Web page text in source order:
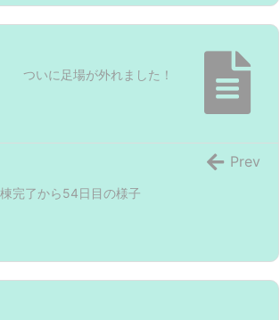
ついに足場が外れました！
棟完了から54日目の様子
Prev